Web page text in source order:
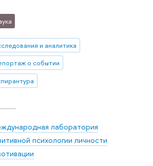
и аналитика
о событии
лаборатория
психологии личности